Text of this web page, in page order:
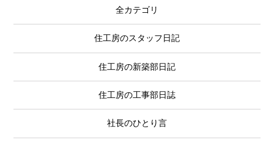
全カテゴリ
住工房のスタッフ日記
住工房の新築部日記
住工房の工事部日誌
社長のひとり言